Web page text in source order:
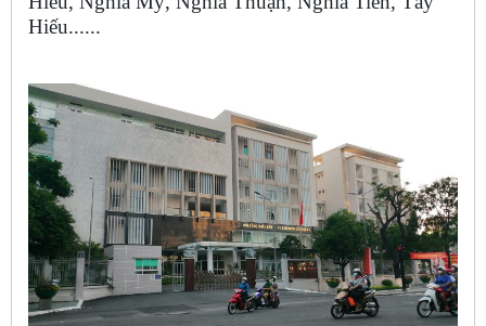
Hiếu......